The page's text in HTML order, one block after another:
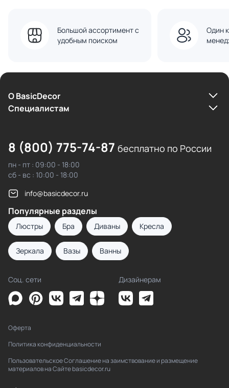
Большой ассортимент с
удобным поиском
Один
О BasicDecor
Cпециалистам
8 (800) 775-74-87 бесплатно по России
пн - пт : 09:00 - 18:00
сб - вс : 10:00 - 18:00
info@basicdecor.ru
Популярные разделы
Люстры Бра Диваны Кресла
Зеркала Вазы Ванны
Соц. сети Дизайнерам
Оферта
Политика конфиденциальности
Пользовательское Соглашение на заимствование и размещение
материалов на Сайте basicdecor.ru